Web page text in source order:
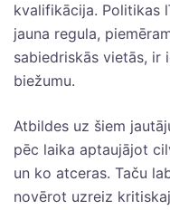
kvalifikācija. Politikas
jauna regula,
sabiedriskās vietās, ir
biežumu.
Atbildes uz šiem
pēc laika aptaujājot
un ko atceras. Taču
novērot uzreiz